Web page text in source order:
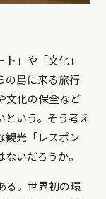
」や「文化」
の島に来る旅行
文化の保全など
という。そう考え
観光「レスポン
いだろうか。
る。世界初の環